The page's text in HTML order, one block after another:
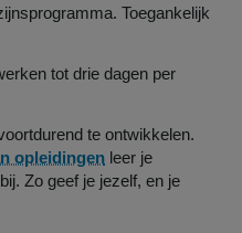
Toegankelijk
tot drie dagen per
te ontwikkelen.
opleidingen leer je
Zo geef je jezelf, en je